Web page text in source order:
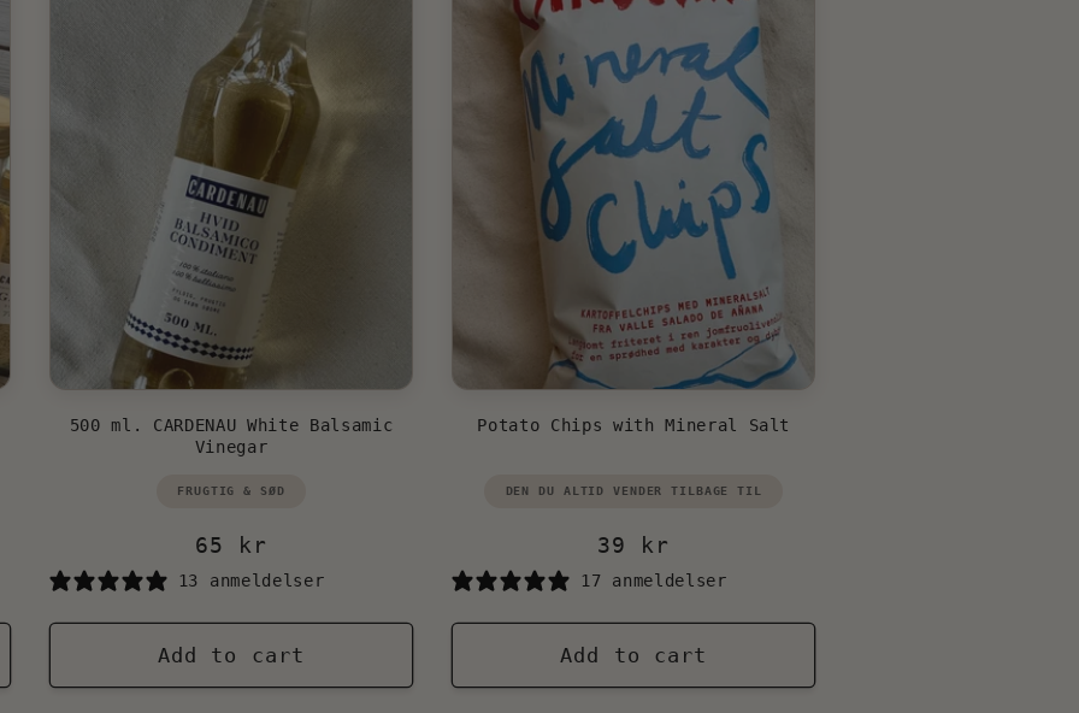
500 ml. CARDENAU White Balsamic
Vinegar
FRUGTIG & SØD
Regular
price
65 kr
13 anmeldelser
Add to cart
Potato Chips with Mineral Salt
DEN DU ALTID VENDER TILBAGE TIL
Regular
price
39 kr
17 anmeldelser
Add to cart